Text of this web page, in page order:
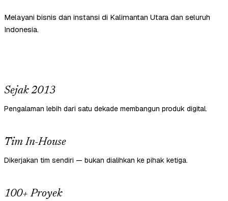
Melayani bisnis dan instansi di Kalimantan Utara dan seluruh
Indonesia.
Sejak 2013
Pengalaman lebih dari satu dekade membangun produk digital.
Tim In-House
Dikerjakan tim sendiri — bukan dialihkan ke pihak ketiga.
100+ Proyek